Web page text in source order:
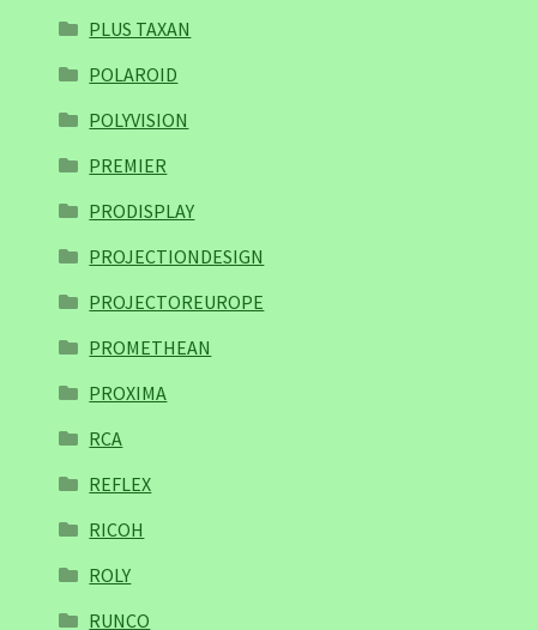
PLUS TAXAN
POLAROID
POLYVISION
PREMIER
PRODISPLAY
PROJECTIONDESIGN
PROJECTOREUROPE
PROMETHEAN
PROXIMA
RCA
REFLEX
RICOH
ROLY
RUNCO